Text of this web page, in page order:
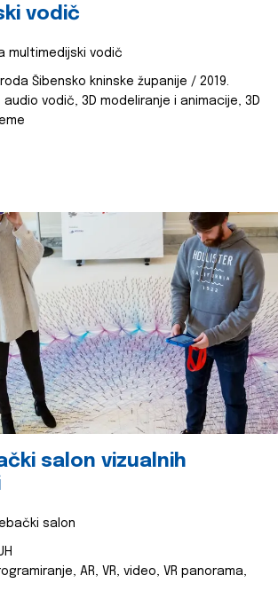
vodič
multimedijski vodič
Šibensko kninske županije / 2019.
audio vodič, 3D modeliranje i animacije, 3D
salon vizualnih
salon
AR, VR, video, VR panorama,